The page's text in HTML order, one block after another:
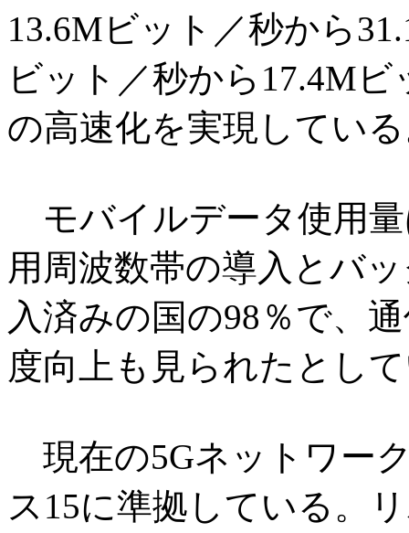
13.6Mビット／秒から
ビット／秒から17.4M
の高速化を実現してい
モバイルデータ使用
用周波数帯の導入とバ
入済みの国の98％で、
度向上も見られたとし
現在の5Gネットワー
ス15に準拠している。